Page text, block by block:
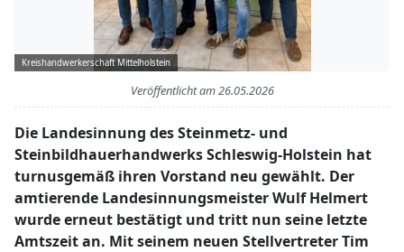
Kreishandwerkerschaft Mittelholstein
Veröffentlicht am26.05.2026
Die Landesinnung des Steinmetz- und
Steinbildhauerhandwerks Schleswig-Holstein hat
turnusgemäß ihren Vorstand neu gewählt. Der
amtierende Landesinnungsmeister Wulf Helmert
wurde erneut bestätigt und tritt nun seine letzte
Amtszeit an. Mit seinem neuen Stellvertreter Tim